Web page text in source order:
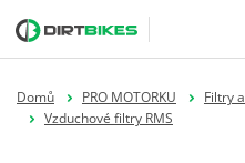
Domů PRO MOTORKU Filtry
Vzduchové filtry RMS